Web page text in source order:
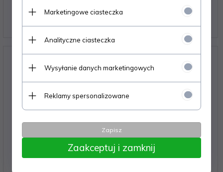
64,00 PLN
Marketingowe ciasteczka
Analityczne ciasteczka
Wysyłanie danych marketingowych
Reklamy spersonalizowane
Zapisz
Zaakceptuj i zamknij